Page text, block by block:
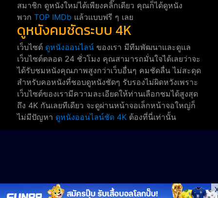
สมาชิก ดูหนังใหม่ได้เพียงคลิ๊กเดียว คุณก็ได้ดูหนัง
พวก TOP IMDb แล้วแบบฟรี ๆ เลย
ดูหนังคมชัดระบบ 4K
เว็บไซต์ ดูหนังออนไลน์ ของเรา มีทีมพัฒนาและดูแล
เว็บไซต์ตลอด 24 ชั่วโมง คุณสามารถมั่นใจได้เลยว่าจะ
ได้รับชมหนังคุณภาพสูงกว่าเว็บอื่นๆ คมชัดลื่น ไม่สะดุด
สำหรับคอหนังที่ชอบดูหนังชัดๆ รับรองไม่ผิดหวังเพราะ
เว็บไซต์ของเรามีความละเอียดให้ท่านเลือกชมได้สูงสุด
ถึง 4K กันเลยทีเดียว จะดูผ่านหน้าจอเล็กหน้าจอใหญ่ก็
ไม่มีปัญหา ดูหนังออนไลน์ชัด 4K ต้องที่นี่เท่านั้น